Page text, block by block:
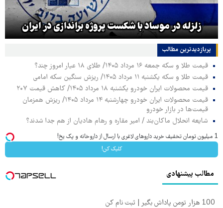
زلزله در موساد با شکست پروژه براندازی در ایران
پربازدیدترین‌ مطالب
قیمت طلا و سکه جمعه ۱۶ مرداد ۱۴۰۵/ طلای ۱۸ عیار امروز چند؟
قیمت طلا و سکه یکشنبه ۱۱ مرداد ۱۴۰۵/ ریزش سنگین سکه امامی
قیمت محصولات ایران خودرو یکشنبه ۱۸ مرداد ۱۴۰۵/ کاهش قیمت ۲۰۷
قیمت محصولات ایران خودرو چهارشنبه ۱۴ مرداد ۱۴۰۵/ ریزش همزمان
قیمت‌ها در بازار خودرو
شایعه انحلال ماکان‌بند / امیر مقاره و رهام هادیان از هم جدا شدند؟
1 میلیون تومان تخفیف خرید داروهای لاغری با ارسال از داروخانه و پک یخ!
کلیک کن!
مطالب پیشنهادی
100 هزار تومن پاداش بگیر | ثبت نام کن